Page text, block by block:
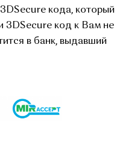
кода, который
3DSecure код к Вам не
в банк, выдавший